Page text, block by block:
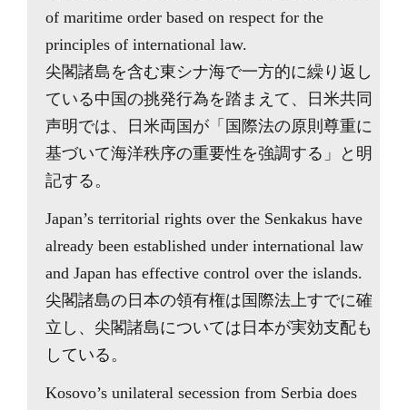
of maritime order based on respect for the
principles of international law.
尖閣諸島を含む東シナ海で一方的に繰り返し
ている中国の挑発行為を踏まえて、日米共同
声明では、日米両国が「国際法の原則尊重に
基づいて海洋秩序の重要性を強調する」と明
記する。
Japan’s territorial rights over the Senkakus have
already been established under international law
and Japan has effective control over the islands.
尖閣諸島の日本の領有権は国際法上すでに確
立し、尖閣諸島については日本が実効支配も
している。
Kosovo’s unilateral secession from Serbia does